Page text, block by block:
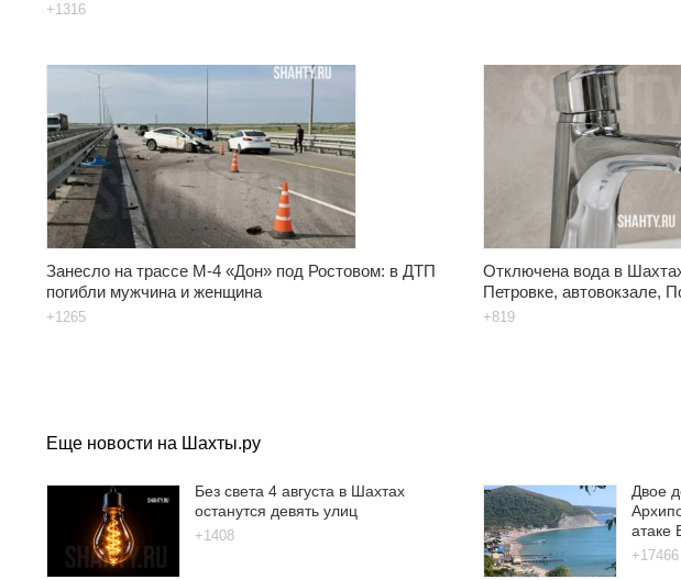
+1316
Занесло на трассе М-4 «Дон» под Ростовом: в ДТП
погибли мужчина и женщина
+1265
Отключена вода в
Петровке, автовокзале,
+819
Еще новости на Шахты.ру
Без света 4 августа в Шахтах
останутся девять улиц
+1408
Двое
атаке
+17466